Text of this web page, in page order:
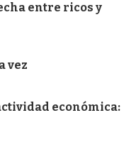
entre ricos y
vez
económica: